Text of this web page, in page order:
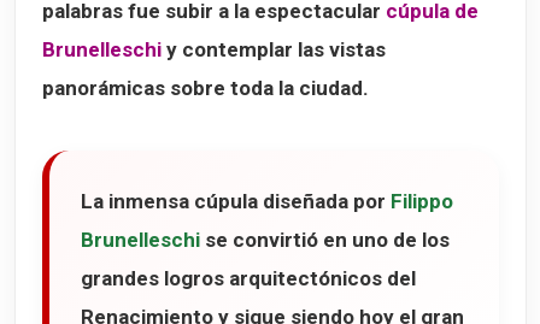
palabras fue subir a la espectacular cúpula de
Brunelleschi y contemplar las vistas
panorámicas sobre toda la ciudad.
La inmensa cúpula diseñada por Filippo
Brunelleschi se convirtió en uno de los
grandes logros arquitectónicos del
Renacimiento y sigue siendo hoy el gran